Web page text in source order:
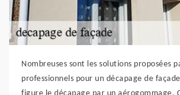
Nombreuses sont les solutions proposées
professionnels pour un décapage de